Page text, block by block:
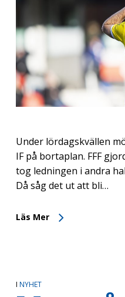
Under lördagskvällen
IF på bortaplan. FFF
tog ledningen i andra
Då såg det ut att bli…
Läs Mer
I NYHET